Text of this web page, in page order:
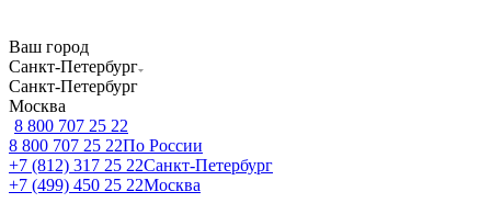
Ваш город
Санкт-Петербург
Санкт-Петербург
Москва
8 800 707 25 22
8 800 707 25 22По России
+7 (812) 317 25 22Санкт-Петербург
+7 (499) 450 25 22Москва